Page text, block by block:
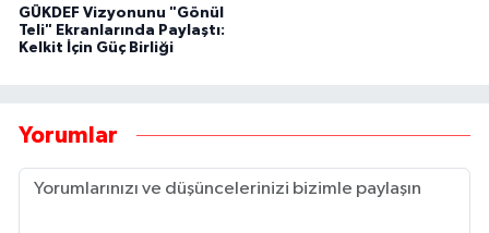
GÜKDEF Vizyonunu "Gönül
Teli" Ekranlarında Paylaştı:
Kelkit İçin Güç Birliği
Yorumlar